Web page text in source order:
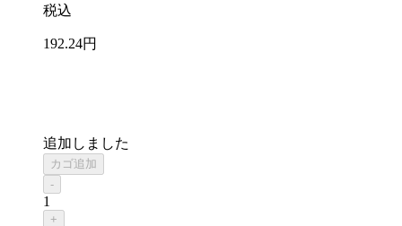
税込
192.24円
追加しました
カゴ追加
-
1
+